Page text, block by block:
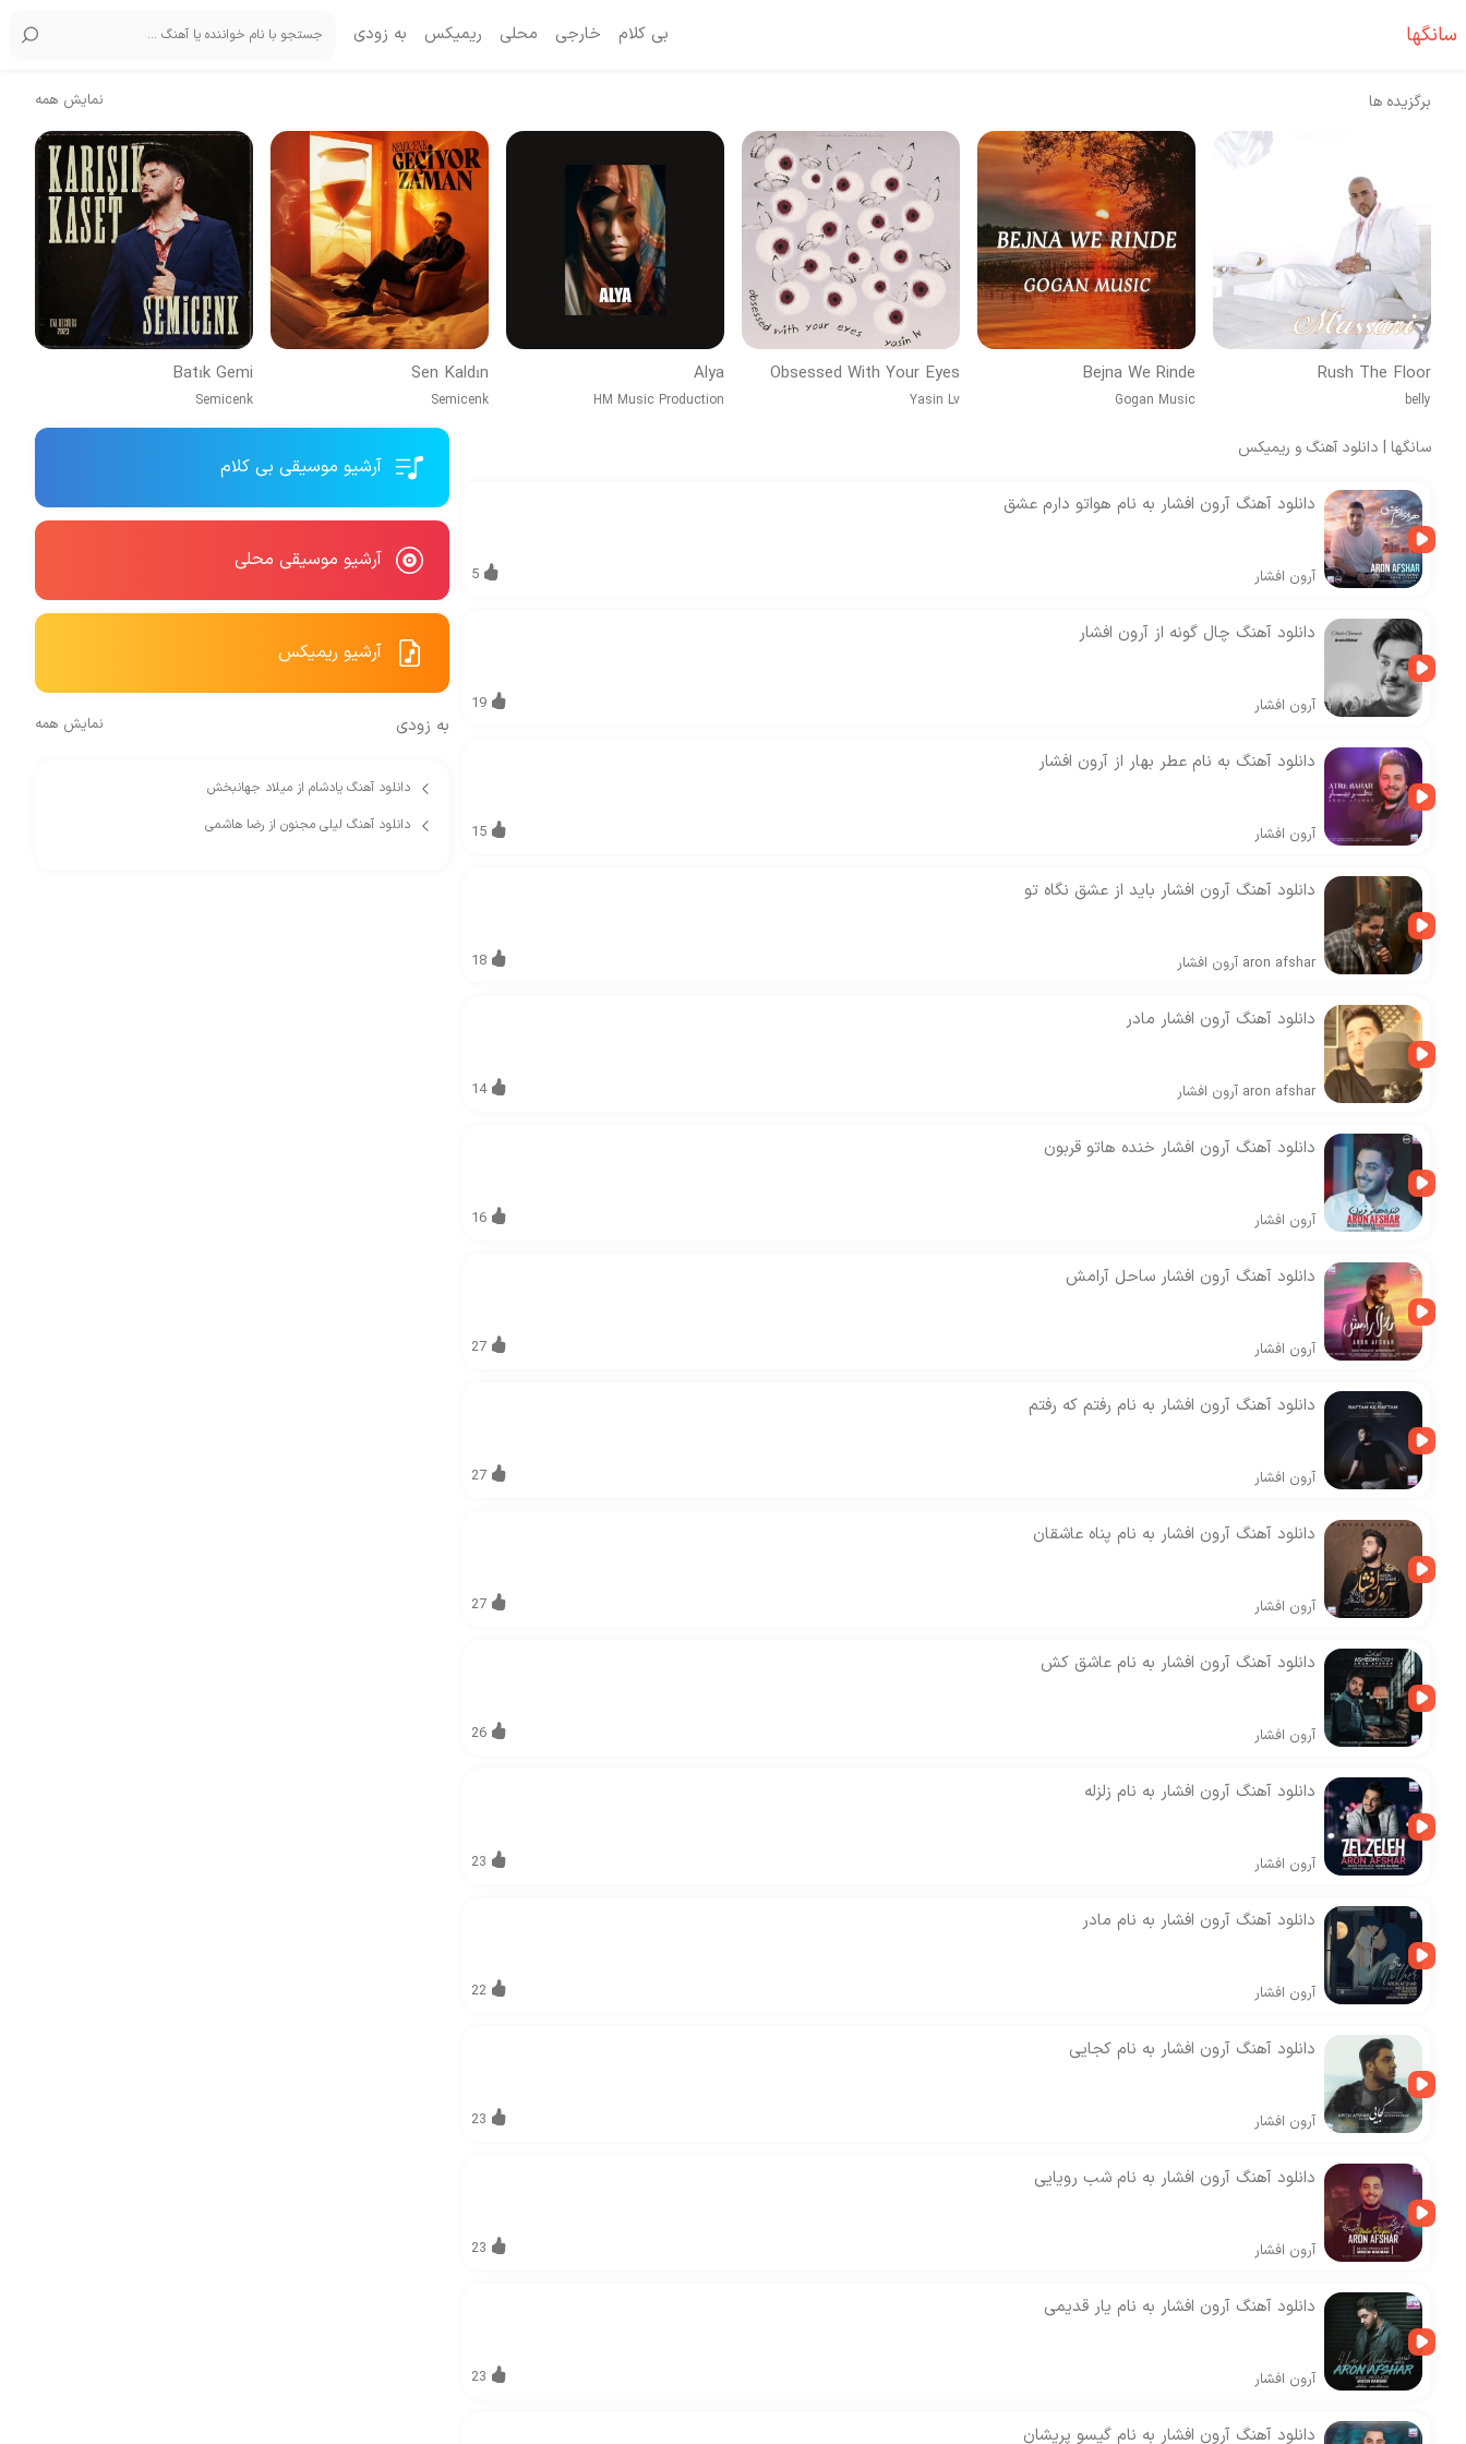
سانگها بی کلام خارجی محلی ریمیکس به زودی
برگزیده ها نمایش همه
Rush The Floor
belly
Bejna We Rinde
Gogan Music
Obsessed With Your Eyes
Yasin Lv
Alya
HM Music Production
Sen Kaldın
Semicenk
Batık Gemi
Semicenk
سانگها | دانلود آهنگ و ریمیکس
دانلود آهنگ آرون افشار به نام هواتو دارم عشق
آرون افشار 5
دانلود آهنگ چال گونه از آرون افشار
آرون افشار 19
دانلود آهنگ به نام عطر بهار از آرون افشار
آرون افشار 15
دانلود آهنگ آرون افشار باید از عشق نگاه تو
aron afshar آرون افشار 18
دانلود آهنگ آرون افشار مادر
aron afshar آرون افشار 14
دانلود آهنگ آرون افشار خنده هاتو قربون
آرون افشار 16
دانلود آهنگ آرون افشار ساحل آرامش
آرون افشار 27
دانلود آهنگ آرون افشار به نام رفتم که رفتم
آرون افشار 27
دانلود آهنگ آرون افشار به نام پناه عاشقان
آرون افشار 27
دانلود آهنگ آرون افشار به نام عاشق کش
آرون افشار 26
دانلود آهنگ آرون افشار به نام زلزله
آرون افشار 23
دانلود آهنگ آرون افشار به نام مادر
آرون افشار 22
دانلود آهنگ آرون افشار به نام کجایی
آرون افشار 23
دانلود آهنگ آرون افشار به نام شب رویایی
آرون افشار 23
دانلود آهنگ آرون افشار به نام یار قدیمی
آرون افشار 23
دانلود آهنگ آرون افشار به نام گیسو پریشان
آرشیو موسیقی بی کلام
آرشیو موسیقی محلی
آرشیو ریمیکس
به زودی نمایش همه
دانلود آهنگ یادشام از میلاد جهانبخش
دانلود آهنگ لیلی مجنون از رضا هاشمی